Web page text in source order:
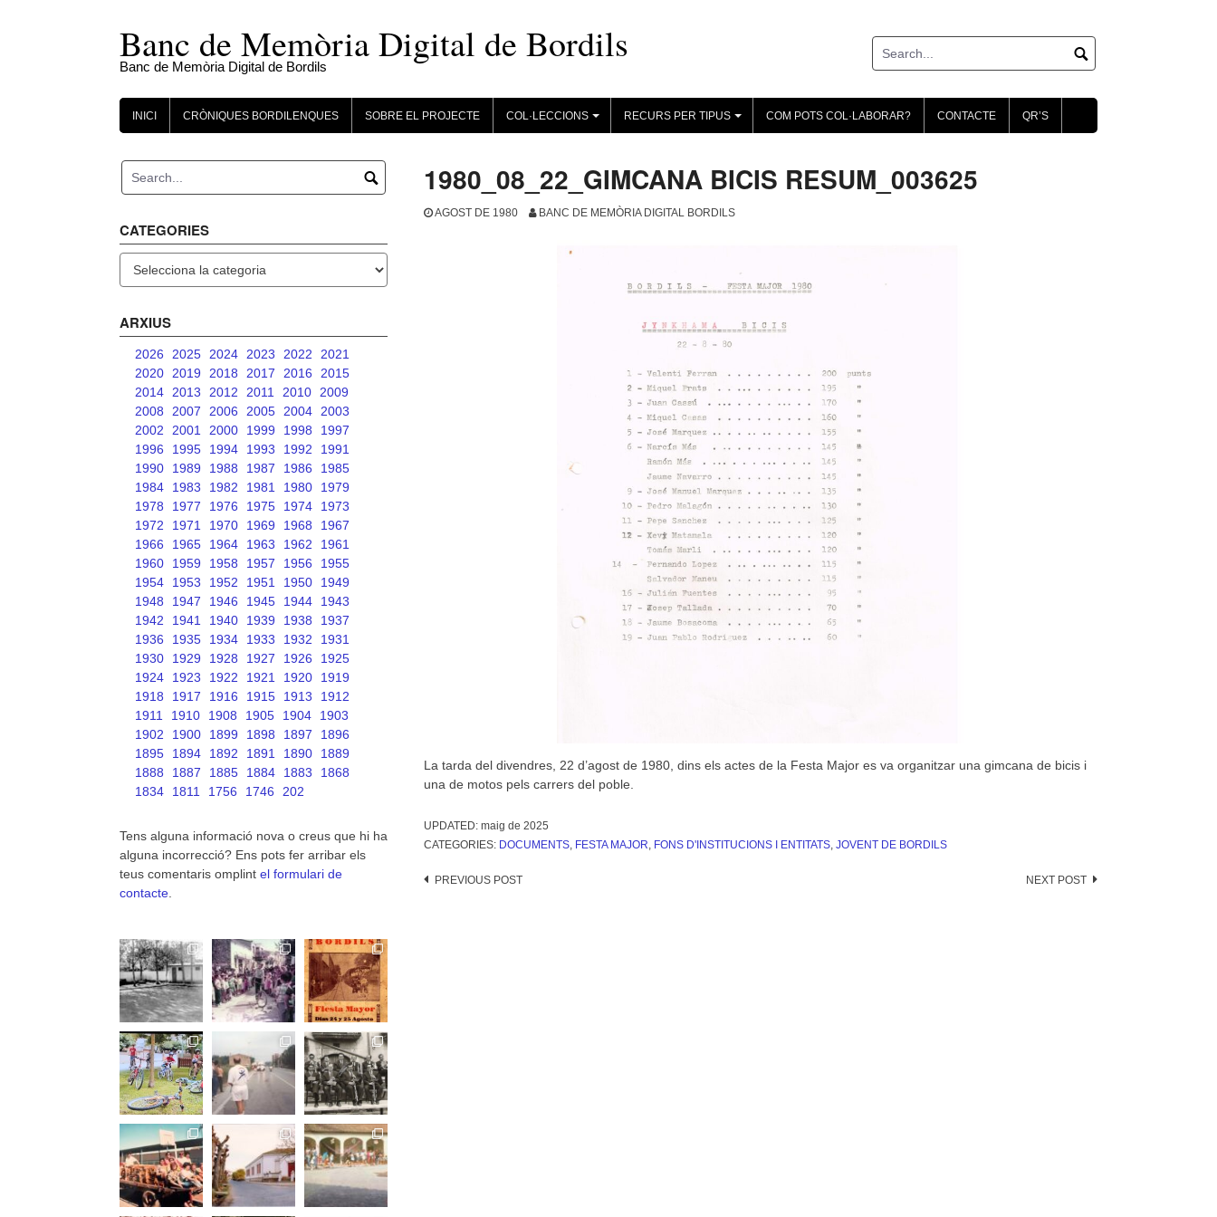
Banc de Memòria Digital de Bordils
Banc de Memòria Digital de Bordils
INICI CRÒNIQUES BORDILENQUES SOBRE EL PROJECTE
+
COL·LECCIONS
+
RECURS PER TIPUS COM POTS COL·LABORAR? CONTACTE QR’S
1980_08_22_GIMCANA BICIS RESUM_003625
AGOST DE 1980 BANC DE MEMÒRIA DIGITAL BORDILS
La tarda del divendres, 22 d’agost de 1980, dins els actes de la Festa Major es va organitzar una gimcana de bicis i
una de motos pels carrers del poble.
UPDATED: maig de 2025
CATEGORIES: DOCUMENTS, FESTA MAJOR, FONS D'INSTITUCIONS I ENTITATS, JOVENT DE BORDILS
Post
PREVIOUS POST NEXT POST
CATEGORIES
ARXIUS
2026 2025 2024 2023 2022
2021
2020
2019 2018 2017 2016
2015
2014
2013 2012 2011 2010
2009
2008
2007 2006 2005 2004
2003
2002
2001 2000 1999 1998
1997
1996
1995 1994 1993 1992
1991
1990
1989 1988 1987 1986
1985
1984
1983 1982 1981 1980
1979
1978
1977 1976 1975 1974
1973
1972
1971 1970 1969 1968
1967
1966
1965 1964 1963 1962
1961
1960
1959 1958 1957 1956
1955
1954
1953 1952 1951 1950
1949
1948
1947 1946 1945 1944
1943
1942
1941 1940 1939 1938
1937
1936
1935 1934 1933 1932
1931
1930
1929 1928 1927 1926
1925
1924
1923 1922 1921 1920
1919
1918
1917 1916 1915 1913
1912
1911
1910 1908 1905 1904
1903
1902
1900 1899 1898 1897
1896
1895
1894 1892 1891 1890
1889
1888
1887 1885 1884 1883
1868
1834
1811 1756 1746 202
Tens alguna informació nova o creus que hi ha
alguna incorrecció? Ens pots fer arribar els
teus comentaris omplint el formulari de
contacte